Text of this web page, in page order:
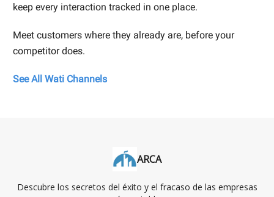
keep every interaction tracked in one place.
Meet customers where they already are, before your
competitor does.
See All Wati Channels
ARCA
Descubre los secretos del éxito y el fracaso de las empresas